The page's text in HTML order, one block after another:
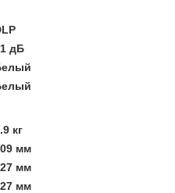
дБ
кг
мм
мм
мм